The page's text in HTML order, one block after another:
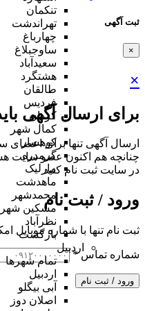
ثبت آگهی
×
×
برای ارسال آگهی
ارسال آگهی تنها برای اعضای
چنانچه هم‌ اکنون عضو سایت
در سایت ثبت نام کنید
ورود / ثبت نام
ثبت نام تنها با شماره موبایل
شماره تماس*
ورود / ثبت نام
تنکمان
تهراندشت
چهارباغ
ساوجبلاغ
سعیدآباد
هشتگرد
طالقان
فردیس
کردان
کمال شهر
کوهسار
گرمدره
مارلیک
ماهدشت
محمدشهر
مشکین شهر
نظرآباد
بازگشت
اردبیل
تمام شهر‌ها
اردبیل
آبی بیگلو
اصلان دوز